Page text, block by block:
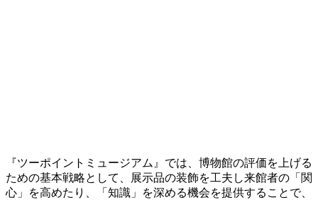
『ツーポイントミュージアム』では、博物館の評価を上げる
ための基本戦略として、展示品の装飾を工夫し来館者の「関
心」を高めたり、「知識」を深める機会を提供することで、